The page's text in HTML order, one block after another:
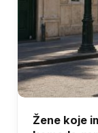
Žene koje